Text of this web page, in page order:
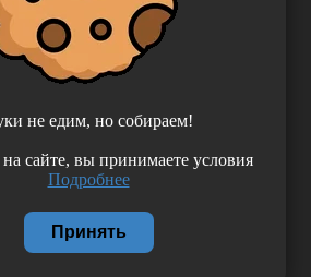
в описании товара
не едим, но собираем!
на сайте, вы принимаете условия
Подробнее
Принять